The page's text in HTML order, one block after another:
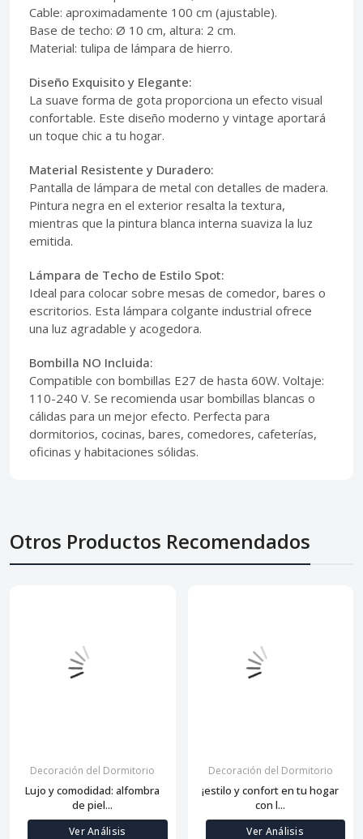
Cable: aproximadamente 100 cm (ajustable).
Base de techo: Ø 10 cm, altura: 2 cm.
Material: tulipa de lámpara de hierro.
Diseño Exquisito y Elegante:
La suave forma de gota proporciona un efecto visual
confortable. Este diseño moderno y vintage aportará
un toque chic a tu hogar.
Material Resistente y Duradero:
Pantalla de lámpara de metal con detalles de madera.
Pintura negra en el exterior resalta la textura,
mientras que la pintura blanca interna suaviza la luz
emitida.
Lámpara de Techo de Estilo Spot:
Ideal para colocar sobre mesas de comedor, bares o
escritorios. Esta lámpara colgante industrial ofrece
una luz agradable y acogedora.
Bombilla NO Incluida:
Compatible con bombillas E27 de hasta 60W. Voltaje:
110-240 V. Se recomienda usar bombillas blancas o
cálidas para un mejor efecto. Perfecta para
dormitorios, cocinas, bares, comedores, cafeterías,
oficinas y habitaciones sólidas.
Otros Productos Recomendados
Decoración del Dormitorio
Lujo y comodidad: alfombra
de piel...
Ver Análisis
Decoración del Dormitorio
¡estilo y confort en tu hogar
con l...
Ver Análisis